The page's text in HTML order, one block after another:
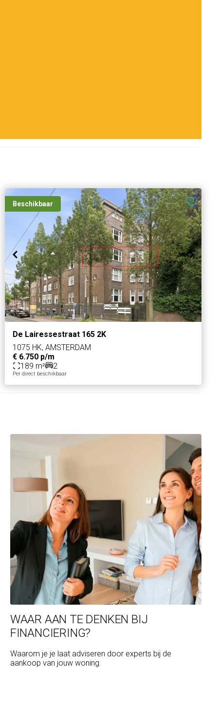
Beschikbaar
De Lairessestraat 165 2K
1075 HK, AMSTERDAM
€ 6.750 p/m
189 m²
2
Per direct beschikbaar
WAAR AAN TE DENKEN BIJ
FINANCIERING?
Waarom je je laat adviseren door experts bij de
aankoop van jouw woning.